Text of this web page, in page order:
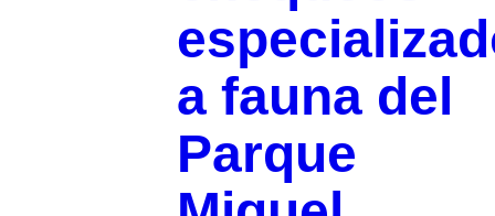
a fauna del
Parque